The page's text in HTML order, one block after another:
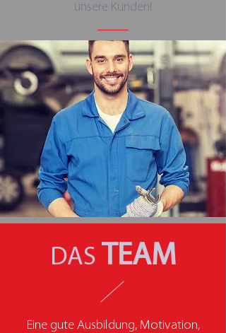
unsere Kunden!
DAS TEAM
Eine gute Ausbildung, Motivation,